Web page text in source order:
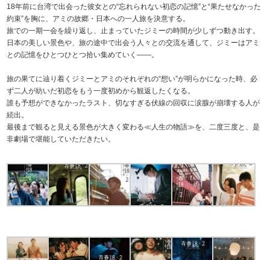
18年前に台湾で出会った彼女との“忘れられない初恋の記憶”と“果たせなかった
約束”を胸に、アミの故郷・日本への一人旅を決意する。
旅での一期一会を繰り返し、止まっていたジミーの時間が少しずつ動き出す。
日本の美しい景色や、旅の途中で出会う人々との交流を通して、ジミーはアミ
との記憶をひとつひとつ拾い集めていく――。
旅の果てに辿り着くジミーとアミのそれぞれの“想い”が明らかになった時、必
ず二人が紡いだ初恋をもう一度初めから観返したくなる。
誰も予想ができなかったラスト、切なすぎる伏線の回収に涙腺が崩壊する人が
続出。
最後まで観ると見える景色が大きく変わる≪人生の物語≫を、二度三度と、是
非劇場で堪能していただきたい。